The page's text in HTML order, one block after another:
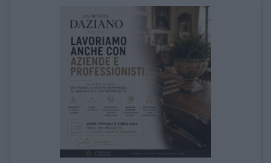
CATALOGO COMPLETO
MOBILI
CAMERE